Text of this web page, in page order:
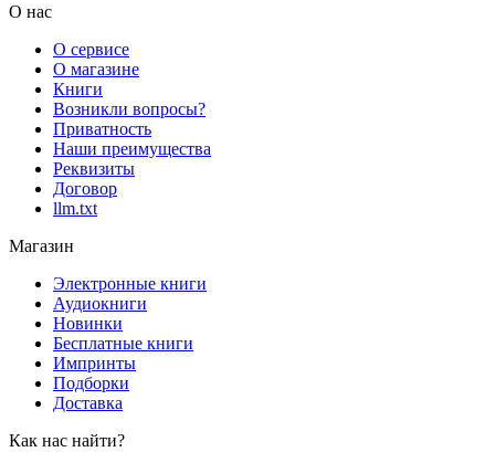
О нас
О сервисе
О магазине
Книги
Возникли вопросы?
Приватность
Наши преимущества
Реквизиты
Договор
llm.txt
Магазин
Электронные книги
Аудиокниги
Новинки
Бесплатные книги
Импринты
Подборки
Доставка
Как нас найти?